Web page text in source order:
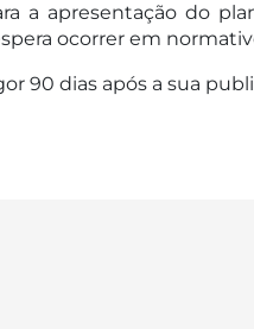
a apresentação do
ocorrer em
90 dias após a sua